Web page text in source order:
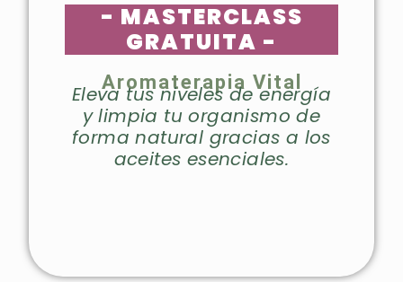
- MASTERCLASS
GRATUITA -
Aromaterapia Vital
Eleva tus niveles de energía
y limpia tu organismo de
forma natural gracias a los
aceites esenciales.